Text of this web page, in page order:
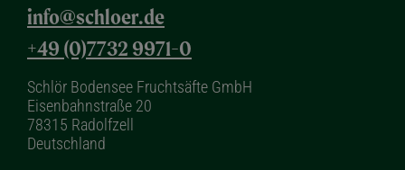
info@schloer.de
+49 (0)7732 9971-0
Schlör Bodensee Fruchtsäfte GmbH
Eisenbahnstraße 20
78315 Radolfzell
Deutschland